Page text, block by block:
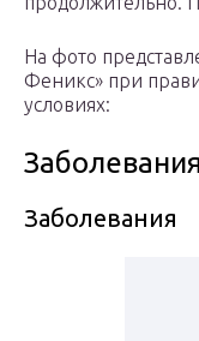
На фото
Феникс» при
условиях:
Заболевания